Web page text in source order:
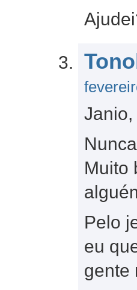
Janio,
Muito
Pelo
eu
gente